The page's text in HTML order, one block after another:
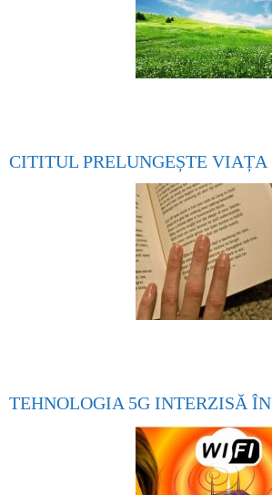
CITITUL PRELUNGEȘTE VIAȚA
TEHNOLOGIA 5G INTERZISĂ